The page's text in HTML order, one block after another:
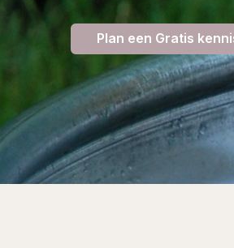
Plan een Gratis